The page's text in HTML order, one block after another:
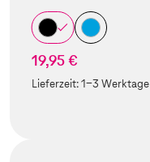
19,95 €
Lieferzeit:1-3 Werktage